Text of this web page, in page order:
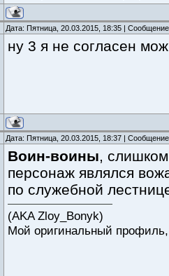
Дата: Пятница, 20.03.2015, 18:35 |
ну 3 я не согласен
Дата: Пятница, 20.03.2015, 18:37 |
Воин-воины,
персонаж являлся
по служебной
(AKA Zloy_Bonyk)
Мой оригинальный профиль,